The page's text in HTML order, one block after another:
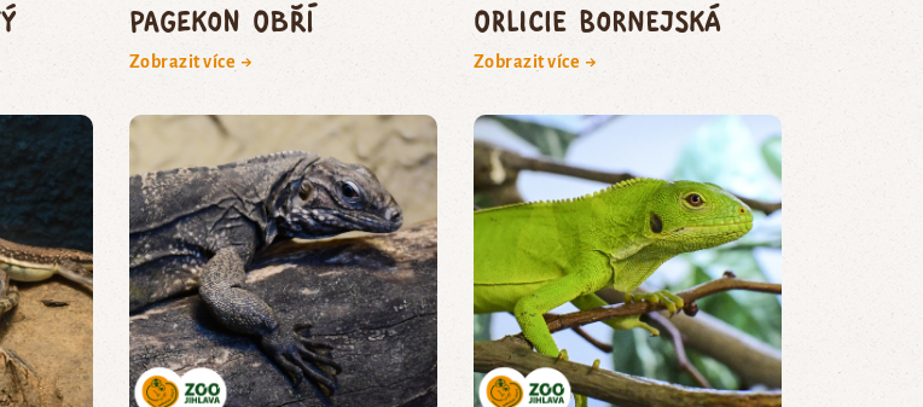
pagekon obří
Zobrazit více →
orlicie bornejská
Zobrazit více →